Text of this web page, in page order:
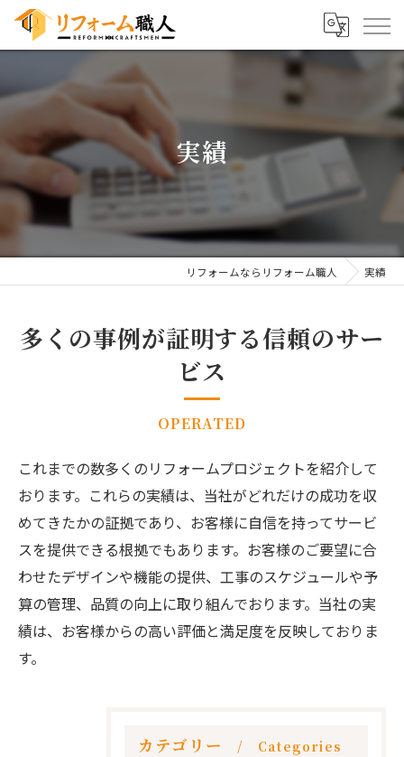
実績
リフォームならリフォーム職人 実績
多くの事例が証明する信頼のサー
ビス
OPERATED
これまでの数多くのリフォームプロジェクトを紹介して
おります。これらの実績は、当社がどれだけの成功を収
めてきたかの証拠であり、お客様に自信を持ってサービ
スを提供できる根拠でもあります。お客様のご要望に合
わせたデザインや機能の提供、工事のスケジュールや予
算の管理、品質の向上に取り組んでおります。当社の実
績は、お客様からの高い評価と満足度を反映しておりま
す。
カテゴリー Categories